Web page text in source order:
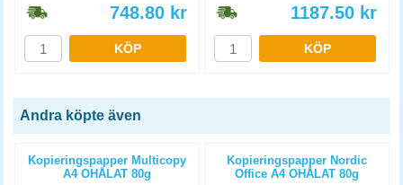
748.80 kr
KÖP
1187.50 kr
KÖP
Andra köpte även
Kopieringspapper Multicopy
A4 OHÅLAT 80g
Kopieringspapper Nordic
Office A4 OHÅLAT 80g